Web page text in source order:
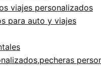
viajes personalizados
para auto y viajes